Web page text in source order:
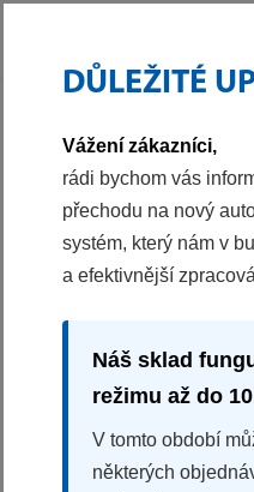
DŮLEŽITÉ
Vážení zákazníci,
rádi bychom vás
přechodu na nový
systém, který nám v
a efektivnější
Náš sklad
režimu až do
V tomto období
některých